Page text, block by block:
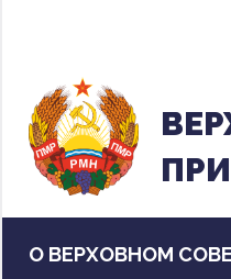
содержанию
О ВЕРХОВНОМ